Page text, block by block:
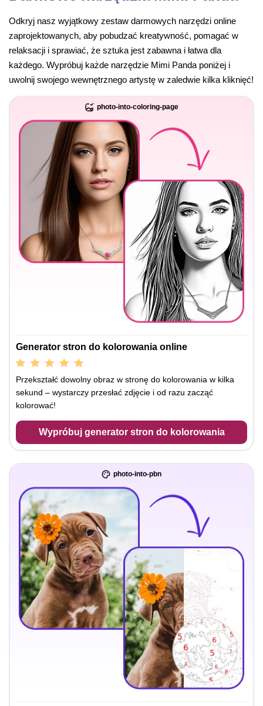
Odkryj nasz wyjątkowy zestaw darmowych narzędzi online
zaprojektowanych, aby pobudzać kreatywność, pomagać w
relaksacji i sprawiać, że sztuka jest zabawna i łatwa dla
każdego. Wypróbuj każde narzędzie Mimi Panda poniżej i
uwolnij swojego wewnętrznego artystę w zaledwie kilka kliknięć!
photo-into-coloring-page
Generator stron do kolorowania online
Przekształć dowolny obraz w stronę do kolorowania w kilka
sekund – wystarczy przesłać zdjęcie i od razu zacząć
kolorować!
Wypróbuj generator stron do kolorowania
photo-into-pbn